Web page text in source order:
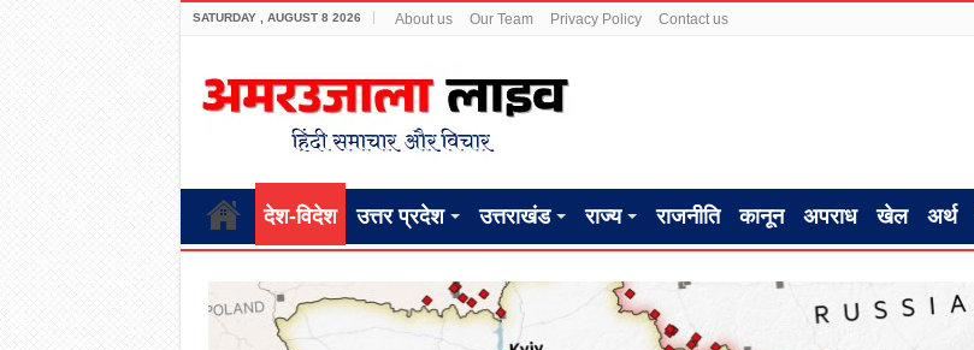
SATURDAY , AUGUST 8 2026 About us Our Team Privacy Policy Contact us
देश-विदेश उत्तर प्रदेश उत्तराखंड राज्य राजनीति कानून अपराध खेल अर्थ